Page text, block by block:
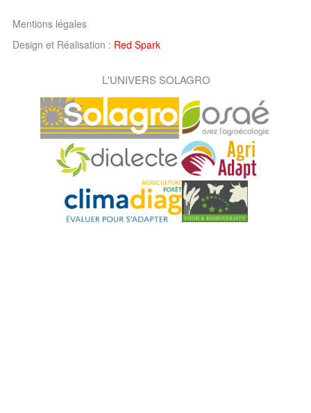
Mentions légales
Design et Réalisation : Red Spark
L'UNIVERS SOLAGRO